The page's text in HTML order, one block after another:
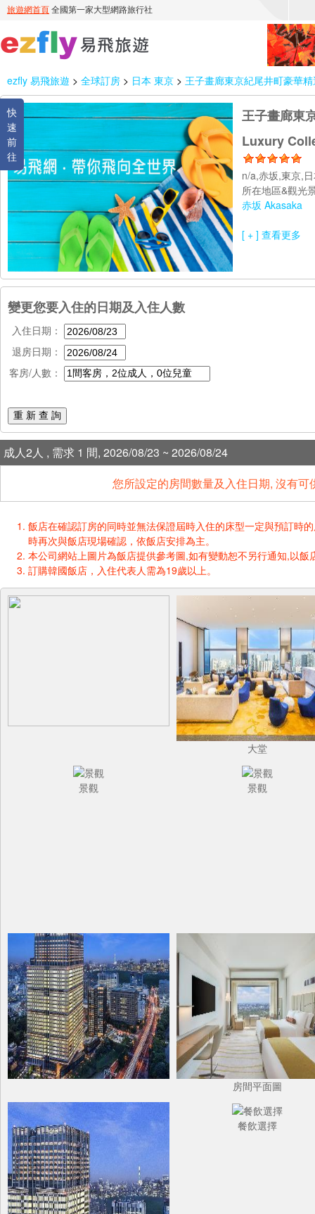
ezfly 易飛旅遊 > 全球訂房 > 日本 東京 > 王子畫廊東京紀尾井町豪華
快
速
前
往
王子畫廊東
Luxury
n/a,赤坂,東京,
所在地區&觀光
赤坂 Akasaka
[ + ] 查看更多
變更您要入住的日期及入住人數
入住日期：
退房日期：
客房/人數：
重 新 查 詢
成人2人 , 需求 1 間, 2026/08/23 ~ 2026/08/24
您所設定的房間數量及入住日期, 沒有
飯店在確認訂房的同時並無法保證屆時入住的床型一定與預訂時
時再次與飯店現場確認，依飯店安排為主。
本公司網站上圖片為飯店提供參考圖,如有變動恕不另行通知,以飯
訂購韓國飯店，入住代表人需為19歲以上。
大堂
景觀 景觀
房間平面圖
餐飲選擇